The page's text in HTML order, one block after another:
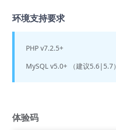
环境支持要求
PHP v7.2.5+
MySQL v5.0+ （建议5.6|5.7）
体验码